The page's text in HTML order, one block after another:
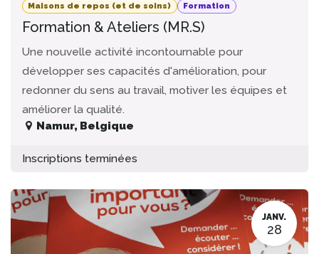
Maisons de repos (et de soins) Formation
Formation & Ateliers (MR.S)
Une nouvelle activité incontournable pour
développer ses capacités d'amélioration, pour
redonner du sens au travail, motiver les équipes et
améliorer la qualité.
Namur, Belgique
Inscriptions terminées
JANV.
28